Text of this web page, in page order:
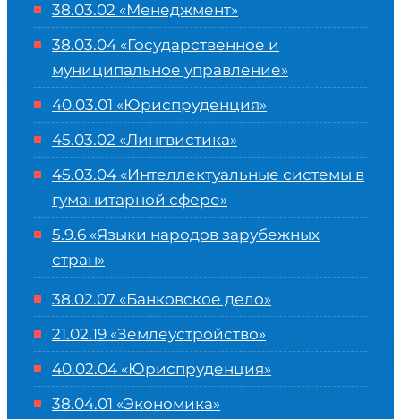
38.03.02 «Менеджмент»
38.03.04 «Государственное и
муниципальное управление»
40.03.01 «Юриспруденция»
45.03.02 «Лингвистика»
45.03.04 «Интеллектуальные системы в
гуманитарной сфере»
5.9.6 «Языки народов зарубежных
стран»
38.02.07 «Банковское дело»
21.02.19 «Землеустройство»
40.02.04 «Юриспруденция»
38.04.01 «Экономика»